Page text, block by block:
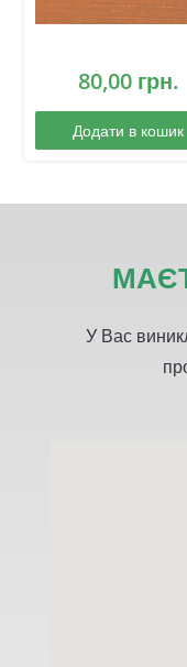
80,00 грн.
Додати в кошик
У Вас